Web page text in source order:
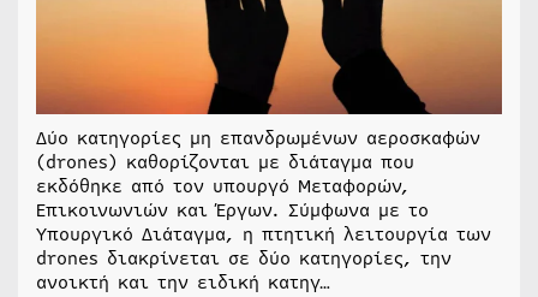
Δύο κατηγορίες μη επανδρωμένων αεροσκαφών
(drones) καθορίζονται με διάταγμα που
εκδόθηκε από τον υπουργό Μεταφορών,
Επικοινωνιών και Έργων. Σύμφωνα με το
Υπουργικό Διάταγμα, η πτητική λειτουργία των
drones διακρίνεται σε δύο κατηγορίες, την
ανοικτή και την ειδική κατηγ…